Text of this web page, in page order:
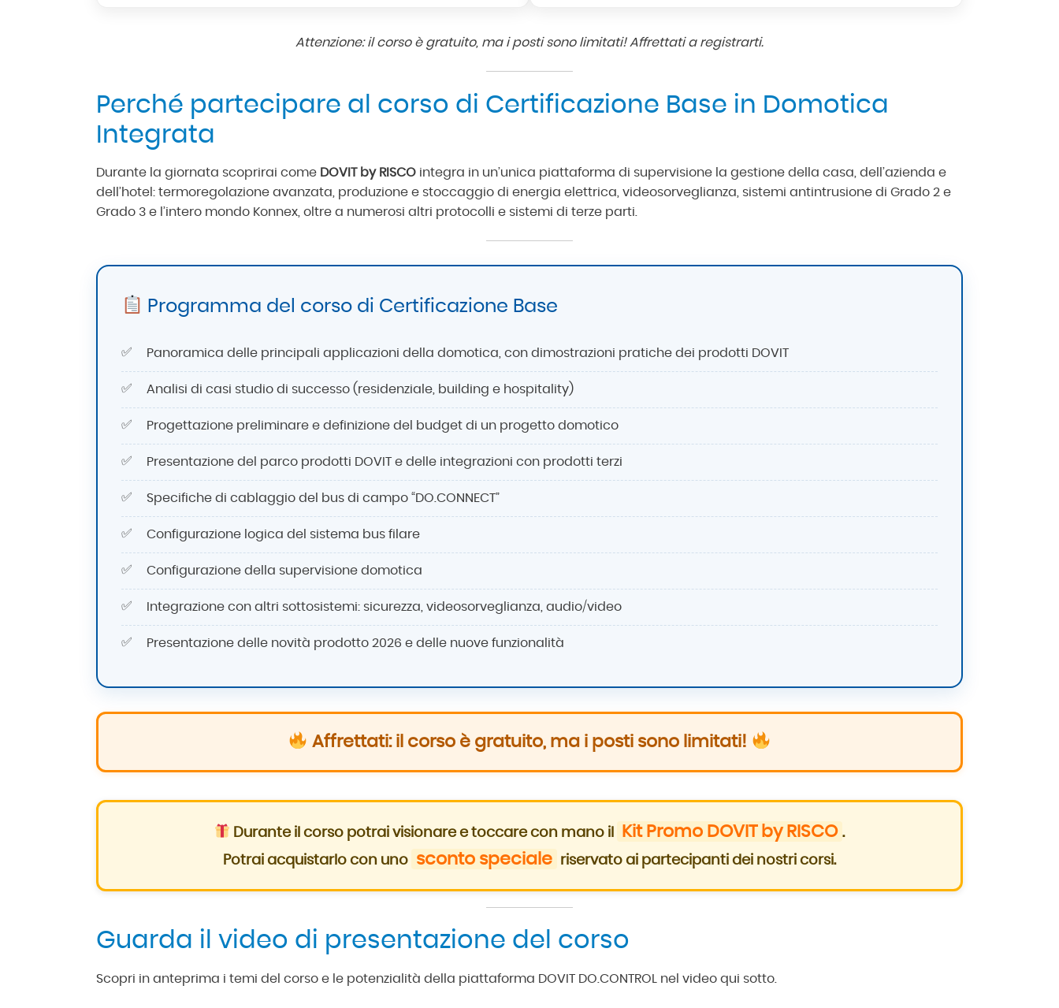
Attenzione: il corso è gratuito, ma i posti sono limitati! Affrettati a registrarti.
Perché partecipare al corso di Certificazione Base in Domotica
Integrata
Durante la giornata scoprirai come DOVIT by RISCOintegra in un’unica piattaforma di supervisione la gestione della casa, dell’azienda e
dell’hotel: termoregolazione avanzata, produzione e stoccaggio di energia elettrica, videosorveglianza, sistemi antintrusione di Grado 2 e
Grado 3 e l’intero mondo Konnex, oltre a numerosi altri protocolli e sistemi di terze parti.
Programma del corso di Certificazione Base
Panoramica delle principali applicazioni della domotica, con dimostrazioni pratiche dei prodotti DOVIT
Analisi di casi studio di successo (residenziale, building e hospitality)
Progettazione preliminare e definizione del budget di un progetto domotico
Presentazione del parco prodotti DOVIT e delle integrazioni con prodotti terzi
Specifiche di cablaggio del bus di campo “DO.CONNECT”
Configurazione logica del sistema bus filare
Configurazione della supervisione domotica
Integrazione con altri sottosistemi: sicurezza, videosorveglianza, audio/video
Presentazione delle novità prodotto 2026 e delle nuove funzionalità
Affrettati: il corso è gratuito, ma i posti sono limitati!
Durante il corso potrai visionare e toccare con mano il Kit Promo DOVIT by RISCO .
Potrai acquistarlo con uno
sconto speciale riservato ai partecipanti dei nostri corsi.
Guarda il video di presentazione del corso
Scopri in anteprima i temi del corso e le potenzialità della piattaforma DOVIT DO.CONTROL nel video qui sotto.